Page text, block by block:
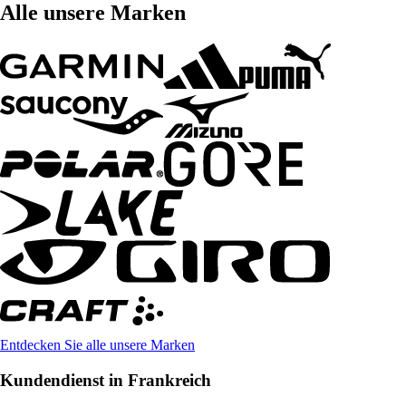
Alle unsere Marken
Entdecken Sie alle unsere Marken
Kundendienst in Frankreich